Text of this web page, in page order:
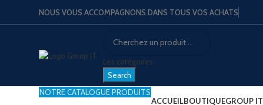
NOUS VOUS ACCOMPAGNONS DANS TOUS VOS ACHATS
Les catégories
Search
NOTRE CATALOGUE PRODUITS
ACCUEILBOUTIQUEGROUP IT